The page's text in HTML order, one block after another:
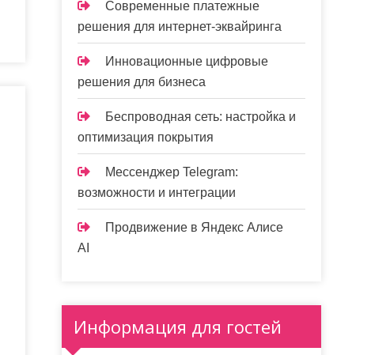
Современные платежные
решения для интернет-эквайринга
Инновационные цифровые
решения для бизнеса
Беспроводная сеть: настройка и
оптимизация покрытия
Мессенджер Telegram:
возможности и интеграции
Продвижение в Яндекс Алисе
AI
Информация для гостей